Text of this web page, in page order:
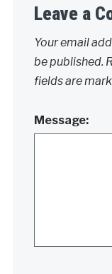
Leave a
Your email
be published.
fields are
Message: